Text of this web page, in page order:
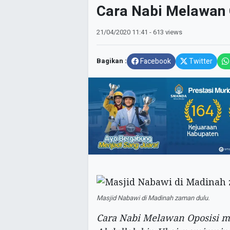
Cara Nabi
21/04/2020 11:41 - 613 views
Bagikan : Facebook Twitter
Masjid Nabawi di Madinah zaman dulu.
Cara Nabi Melawan Oposisi